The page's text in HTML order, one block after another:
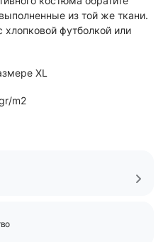
из той же ткани.
футболкой или
XL
m2